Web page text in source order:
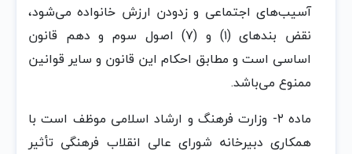
آسیب‌های اجتماعی‌ و زدودن‌ ارزش‌ خانواده‌ می‌شود،
نقض‌ بندهای (١) و (٧) اصول‌ سوم‌ و دهم‌ قانون‌
اساسی‌ است‌ و مطابق‌ احکام‌ این‌ قانون‌ و سایر قوانین‌
ممنوع‌ می‌باشد.
ماده‌ ٢- وزارت‌ فرهنگ‌ و ارشاد اسلامی‌ موظف‌ است‌ با
همکاری دبیرخانه‌ شورای عالی‌ انقلاب‌ فرهنگی‌ تأثیر